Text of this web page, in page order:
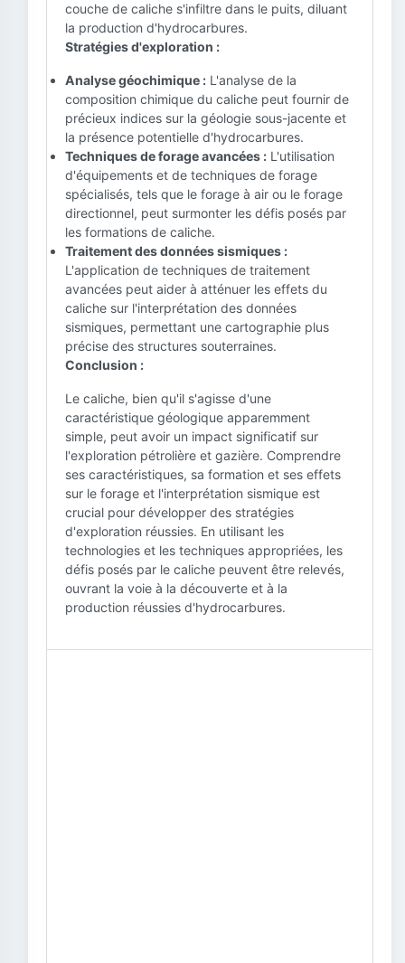
couche de caliche s'infiltre dans le puits, diluant
la production d'hydrocarbures.
Stratégies d'exploration :
Analyse géochimique : L'analyse de la
composition chimique du caliche peut fournir de
précieux indices sur la géologie sous-jacente et
la présence potentielle d'hydrocarbures.
Techniques de forage avancées : L'utilisation
d'équipements et de techniques de forage
spécialisés, tels que le forage à air ou le forage
directionnel, peut surmonter les défis posés par
les formations de caliche.
Traitement des données sismiques :
L'application de techniques de traitement
avancées peut aider à atténuer les effets du
caliche sur l'interprétation des données
sismiques, permettant une cartographie plus
précise des structures souterraines.
Conclusion :
Le caliche, bien qu'il s'agisse d'une
caractéristique géologique apparemment
simple, peut avoir un impact significatif sur
l'exploration pétrolière et gazière. Comprendre
ses caractéristiques, sa formation et ses effets
sur le forage et l'interprétation sismique est
crucial pour développer des stratégies
d'exploration réussies. En utilisant les
technologies et les techniques appropriées, les
défis posés par le caliche peuvent être relevés,
ouvrant la voie à la découverte et à la
production réussies d'hydrocarbures.